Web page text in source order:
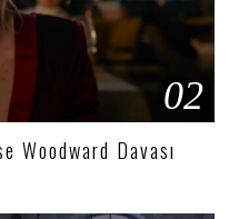
02
Woodward Davası